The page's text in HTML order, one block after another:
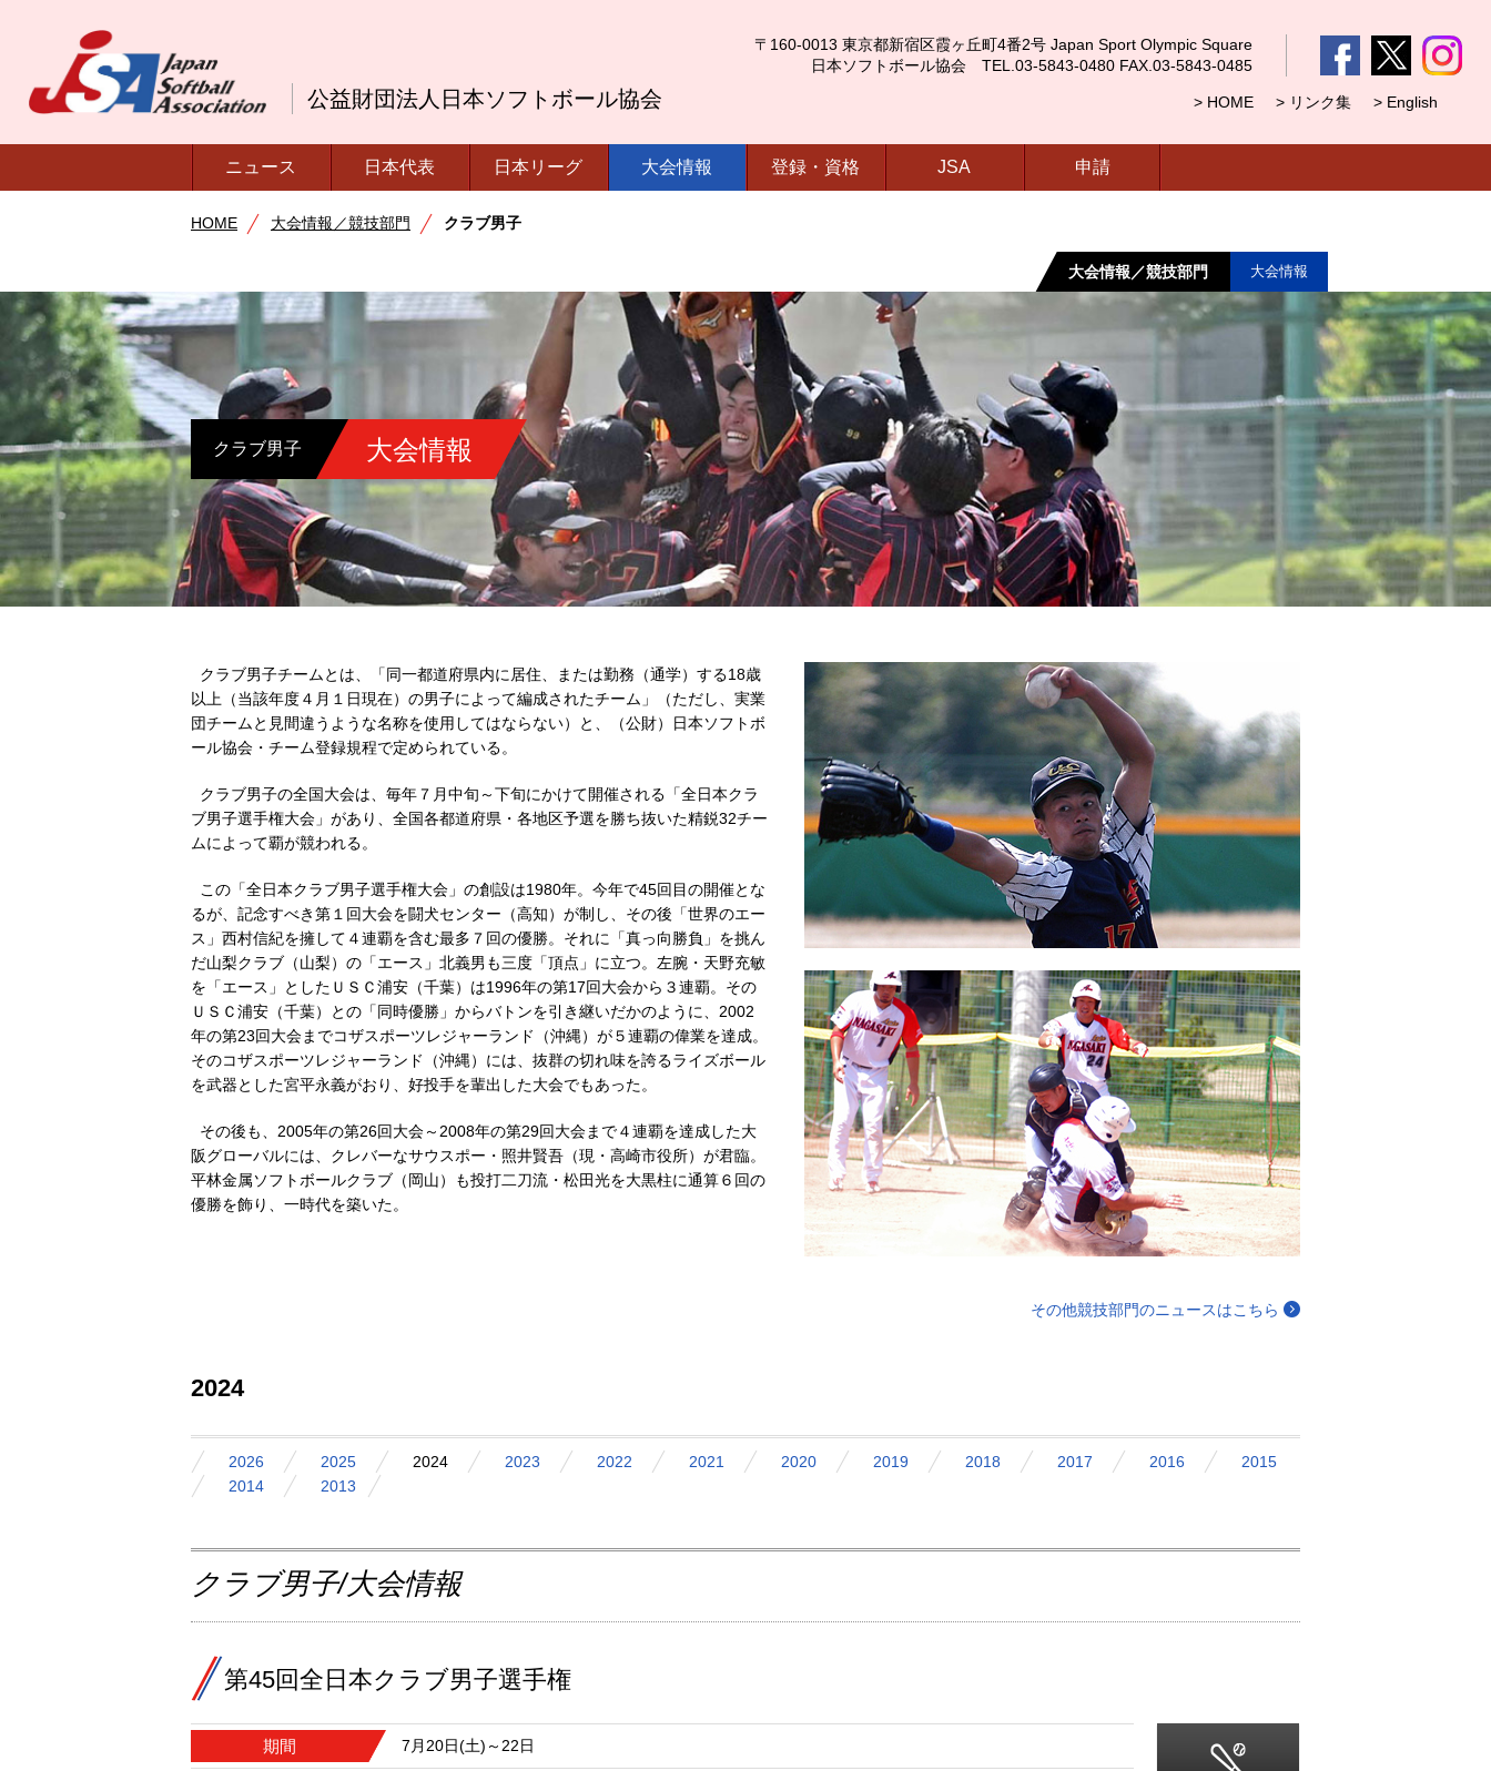
公益財団法人日本ソフトボール協会
〒160-0013 東京都新宿区霞ヶ丘町4番2号 Japan Sport Olympic Square
日本ソフトボール協会 TEL.03-5843-0480 FAX.03-5843-0485
> HOME > リンク集 > English
ニュース 日本代表 日本リーグ 大会情報 登録・資格 JSA 申請
HOME 大会情報／競技部門 クラブ男子
大会情報／競技部門 大会情報
クラブ男子 大会情報
クラブ男子チームとは、「同一都道府県内に居住、または勤務（通学）する18歳
以上（当該年度４月１日現在）の男子によって編成されたチーム」（ただし、実業
団チームと見間違うような名称を使用してはならない）と、（公財）日本ソフトボ
ール協会・チーム登録規程で定められている。
クラブ男子の全国大会は、毎年７月中旬～下旬にかけて開催される「全日本クラ
ブ男子選手権大会」があり、全国各都道府県・各地区予選を勝ち抜いた精鋭32チー
ムによって覇が競われる。
この「全日本クラブ男子選手権大会」の創設は1980年。今年で45回目の開催とな
るが、記念すべき第１回大会を闘犬センター（高知）が制し、その後「世界のエー
ス」西村信紀を擁して４連覇を含む最多７回の優勝。それに「真っ向勝負」を挑ん
だ山梨クラブ（山梨）の「エース」北義男も三度「頂点」に立つ。左腕・天野充敏
を「エース」としたＵＳＣ浦安（千葉）は1996年の第17回大会から３連覇。その
ＵＳＣ浦安（千葉）との「同時優勝」からバトンを引き継いだかのように、2002
年の第23回大会までコザスポーツレジャーランド（沖縄）が５連覇の偉業を達成。
そのコザスポーツレジャーランド（沖縄）には、抜群の切れ味を誇るライズボール
を武器とした宮平永義がおり、好投手を輩出した大会でもあった。
その後も、2005年の第26回大会～2008年の第29回大会まで４連覇を達成した大
阪グローバルには、クレバーなサウスポー・照井賢吾（現・高崎市役所）が君臨。
平林金属ソフトボールクラブ（岡山）も投打二刀流・松田光を大黒柱に通算６回の
優勝を飾り、一時代を築いた。
その他競技部門のニュースはこちら
2024
2026 2025 2024 2023 2022 2021 2020 2019 2018 2017 2016
2015
2014
2013
クラブ男子/大会情報
第45回全日本クラブ男子選手権
期間 7月20日(土)～22日